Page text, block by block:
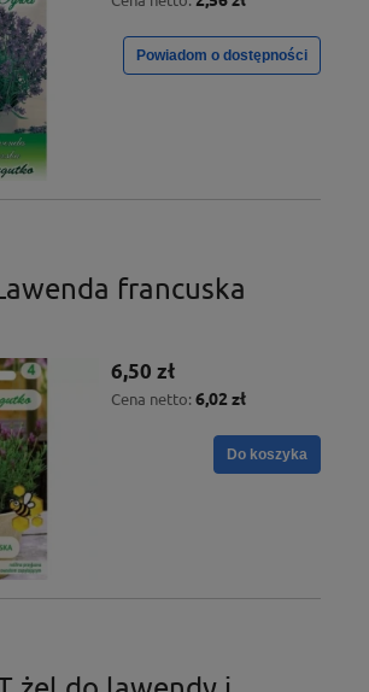
Powiadom o dostępności
francuska
6,50 zł
Cena netto: 6,02 zł
Do koszyka